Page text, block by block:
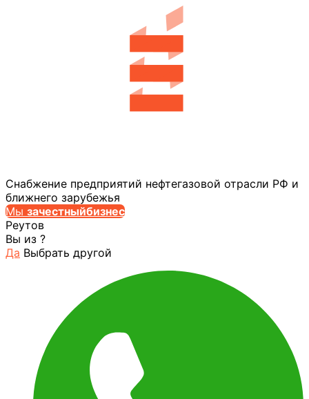
Снабжение предприятий нефтегазовой отрасли РФ и
ближнего зарубежья
Мы зачестныйбизнес
Реутов
Вы из ?
Да Выбрать другой